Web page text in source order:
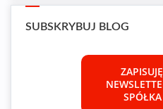
SUBSKRYBUJ BLOG